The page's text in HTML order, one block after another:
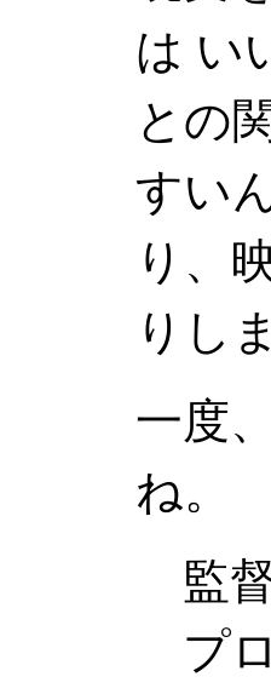
は い
との
すい
り、
りし
一度
ね。
監
プ